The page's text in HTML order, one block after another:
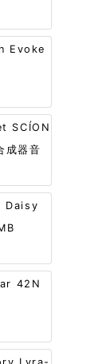
Evoke
SCÍON
成器音
Daisy
42N